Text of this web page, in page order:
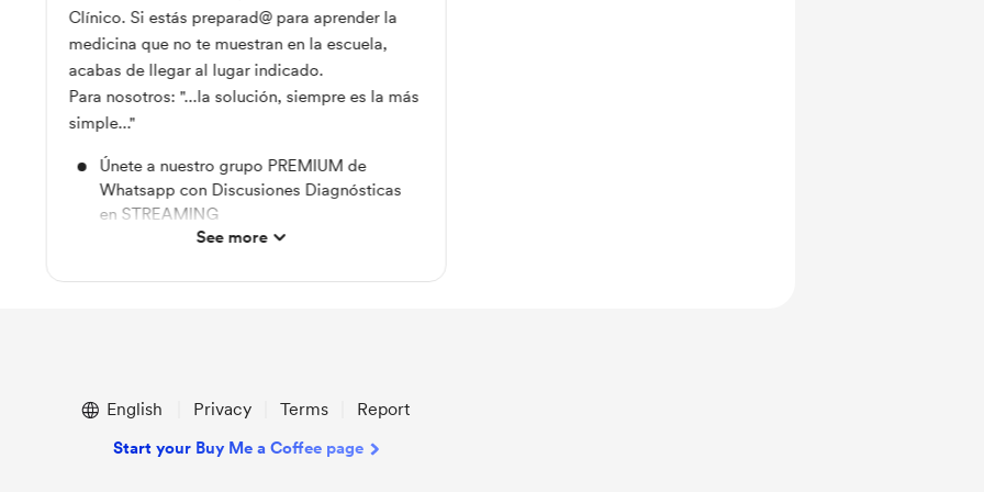
Clínico. Si estás preparad@ para aprender la
medicina que no te muestran en la escuela,
acabas de llegar al lugar indicado.
Para nosotros: "...la solución, siempre es la más
simple..."
Únete a nuestro grupo PREMIUM de
Whatsapp con Discusiones Diagnósticas
en STREAMING
Podcast consejos de estudio y discusión
y productos
See more
English Privacy Terms Report
Start your Buy Me a Coffee page